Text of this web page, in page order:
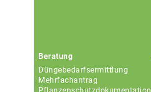
Beratung
Düngebedarfsermittlung
Mehrfachantrag